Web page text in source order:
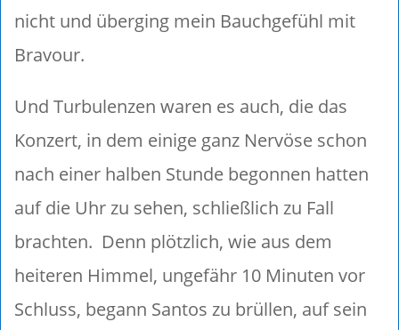
nicht und überging mein Bauchgefühl mit
Bravour.
Und Turbulenzen waren es auch, die das
Konzert, in dem einige ganz Nervöse schon
nach einer halben Stunde begonnen hatten
auf die Uhr zu sehen, schließlich zu Fall
brachten. Denn plötzlich, wie aus dem
heiteren Himmel, ungefähr 10 Minuten vor
Schluss, begann Santos zu brüllen, auf sein